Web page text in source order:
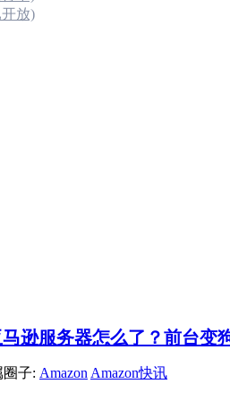
放)
逊服务器怎么了？前台变
圈子: AmazonAmazon快讯